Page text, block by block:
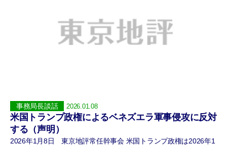
事務局長談話 2026.01.08
米国トランプ政権によるベネズエラ軍事侵攻に反対
する（声明）
2026年1月8日 東京地評常任幹事会 米国トランプ政権は2026年1